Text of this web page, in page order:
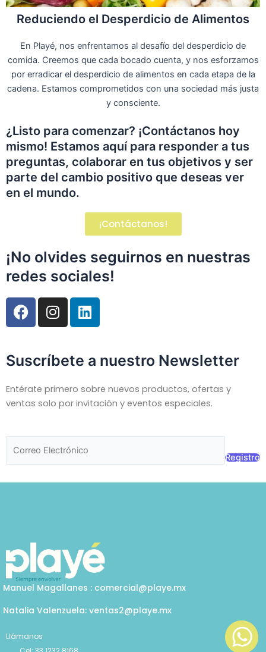
Reduciendo el Desperdicio de Alimentos
En Playé, nos enfrentamos al desafío del desperdicio de
comida. Creemos que cada bocado cuenta, y nos esforzamos
por erradicar el desperdicio de alimentos en cada etapa de la
cadena. Estamos comprometidos con una sociedad más justa
y consciente.
¿Listo para comenzar? ¡Contáctanos hoy
mismo! Estamos aquí para responder a tus
preguntas, colaborar en tus objetivos y ser
parte del cambio positivo que deseas ver
en el mundo.
¡Contáctanos!
¡No olvides seguirnos en nuestras
redes sociales!
F
a
b
o
k
I
n
a
r
a
L
i
e
i
n
Suscríbete a nuestro Newsletter
Entérate primero sobre nuevos productos, ofertas y
ventas solo por invitación y eventos especiales.
Registro
Manuel Magallanes : comercial@playe.mx
Natalia Valenzuela: ventas2@playe.mx
Llámanos